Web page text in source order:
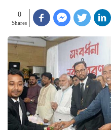
0
Shares